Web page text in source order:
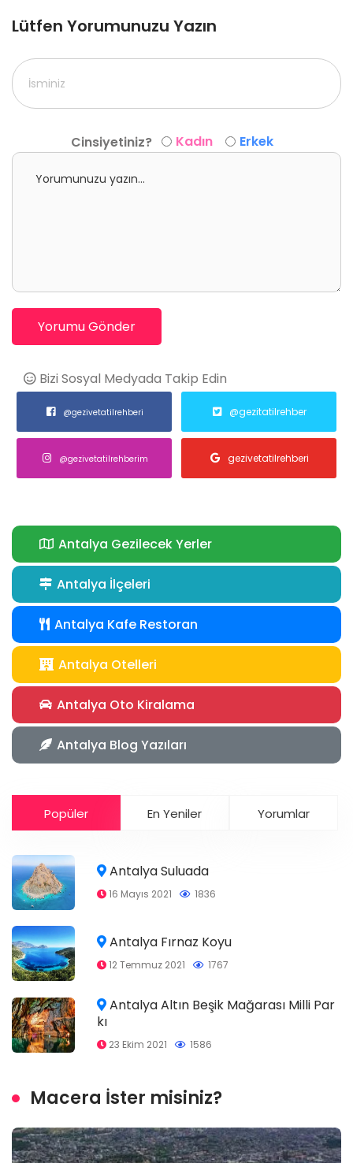
Lütfen Yorumunuzu Yazın
Cinsiyetiniz? Kadın Erkek
Yorumu Gönder
Bizi Sosyal Medyada Takip Edin
@gezivetatilrehberi @gezitatilrehber
@gezivetatilrehberim gezivetatilrehberi
Antalya Gezilecek Yerler
Antalya İlçeleri
Antalya Kafe Restoran
Antalya Otelleri
Antalya Oto Kiralama
Antalya Blog Yazıları
Popüler En Yeniler Yorumlar
Antalya Suluada
16 Mayıs 2021 1836
Antalya Fırnaz Koyu
12 Temmuz 2021 1767
Antalya Altın Beşik Mağarası Milli Par
kı
23 Ekim 2021 1586
Macera İster misiniz?